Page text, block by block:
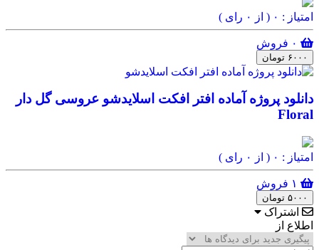
امتیاز : ۰ ( از ۰ رای )
۶۰۰۰ تومان
دانلود پروژه آماده افتر افکت اسلایدشو عروسی گل دار
Floral
امتیاز : ۰ ( از ۰ رای )
۵۰۰۰ تومان
اشتراک
اطلاع از